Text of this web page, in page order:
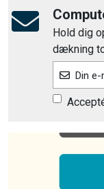
Hold dig
dækning
Din e-